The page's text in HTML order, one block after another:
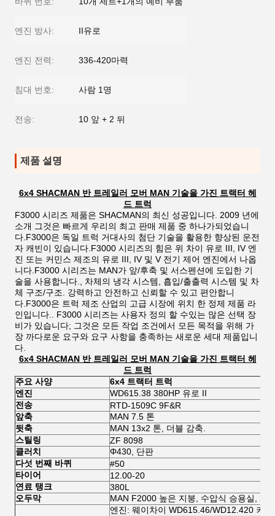
엔진 방사: II유로
엔진 전력: 336-420마력
침대 번호: 사람 1명
전송: 10 앞 + 2 뒤
제품 설명
6x4 SHACMAN 반 트레일러 모버 MAN 기술을 가진 트랙터 헤
드 트럭
F3000 시리즈 제품은 SHACMAN의 최신 성공입니다. 2009 년에
소개 그것은 빠르게 우리의 최고 판매 제품 중 하나가되었습니
다.F3000은 독일 트럭 거대사의 첨단 기술을 활용한 향상된 운전
자 캐빈이 있습니다.F3000 시리즈의 힘은 위 차이 유로 III, IV 엔
진 또는 커민스 제조의 유로 III, IV 및 V 전기 제어 엔진에서 나옵
니다.F3000 시리즈는 MAN가 앞/후축 및 서스펜션에 도입한 기
술을 사용합니다., 차체의 냉각 시스템, 흡입/출출력 시스템 및 차
체 구조/구조. 강력하고 안전하고 신뢰할 수 있고 편안합니
다.F3000은 트럭 제조 산업의 고급 시장에 위치 한 정제 제품 라
인입니다.. F3000 시리즈는 사용자 정의 할 수있는 많은 선택 장
비가 있습니다; 그것은 모든 작업 조건에서 모든 목적을 위해 가
장 까다로운 요구와 요구 사항을 충족하는 새로운 세대 제품입니
다.
6x4 SHACMAN 반 트레일러 모버 MAN 기술을 가진 트랙터 헤
드 트럭
주요 사양
6x4 트랙터 트럭
엔진
WD615.38 380HP 유로 II
전송
RTD-1509C 9F&R
앞축
MAN 7.5 톤
뒷축
MAN 13x2 톤, 더블 감축.
스틸링
ZF 8098
클러치
Φ430, 단판
다섯 번째 바퀴
#50
타이어
12.00-20
연료 탱크
380L
오두막
MAN F2000 높은 지붕, 수압식 승용실, 2
엔진: 웨이차이 WD615.46/WD12.420 커